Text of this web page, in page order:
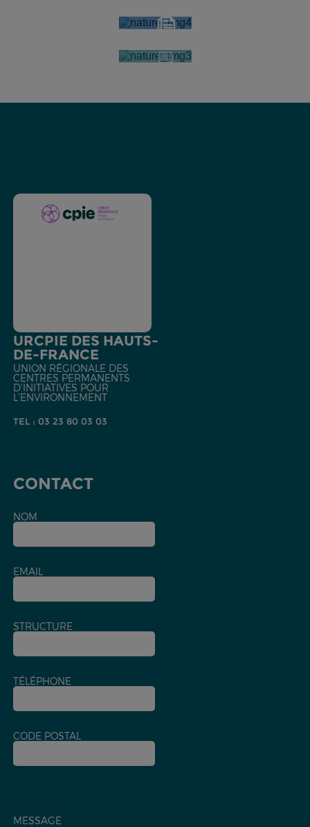
PUBLICATIONS
URCPIE DES HAUTS-
DE-FRANCE
UNION RÉGIONALE DES
CENTRES PERMANENTS
D'INITIATIVES POUR
L'ENVIRONNEMENT
TEL : 03 23 80 03 03
CONTACT
NOM
EMAIL
STRUCTURE
TÉLÉPHONE
CODE POSTAL
MESSAGE